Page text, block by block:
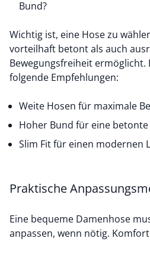
Bund?
Wichtig ist, eine Hose zu
vorteilhaft betont als auch
Bewegungsfreiheit ermöglicht. Daraus ergeben sich
folgende Empfehlungen:
Weite Hosen für maximale
Hoher Bund für eine betonte
Slim Fit für einen modernen
Praktische
Eine bequeme Damenhose
anpassen, wenn nötig.